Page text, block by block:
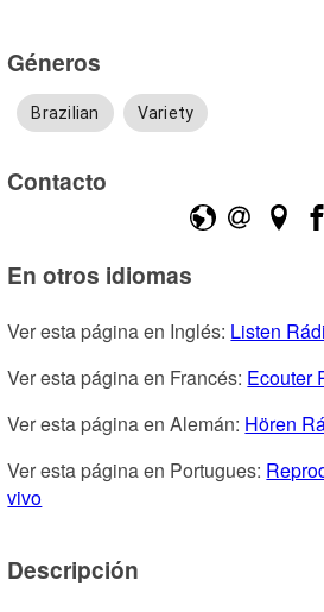
Géneros
Brazilian Variety
Contacto
En otros idiomas
Ver esta página en Inglés: Listen
Ver esta página en Francés: Ecouter
Ver esta página en Alemán: Hören
Ver esta página en Portugues:
vivo
Descripción